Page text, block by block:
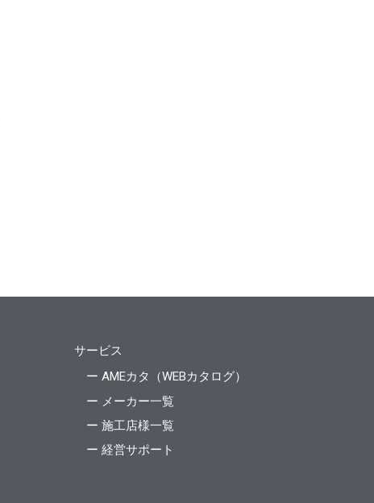
サービス
ー AMEカタ（WEBカタログ）
ー メーカー一覧
ー 施工店様一覧
ー 経営サポート